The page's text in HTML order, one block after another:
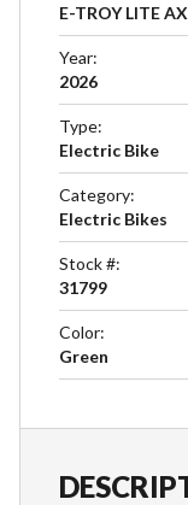
E-TROY LITE
Year:
2026
Type:
Electric Bike
Category:
Electric Bikes
Stock #:
31799
Color:
Green